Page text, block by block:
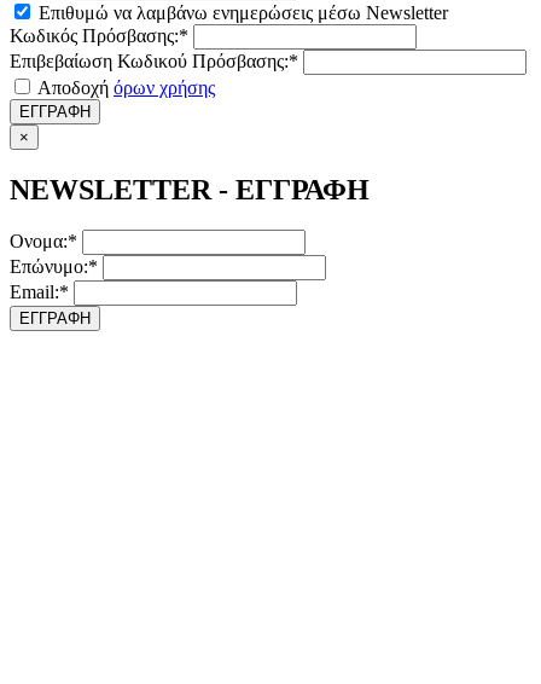
Επιθυμώ να λαμβάνω ενημερώσεις μέσω Newsletter
Κωδικός Πρόσβασης:*
Επιβεβαίωση Κωδικού Πρόσβασης:*
Αποδοχή όρων χρήσης
ΕΓΓΡΑΦΗ
×
NEWSLETTER - ΕΓΓΡΑΦΗ
Ονομα:*
Επώνυμο:*
Email:*
ΕΓΓΡΑΦΗ